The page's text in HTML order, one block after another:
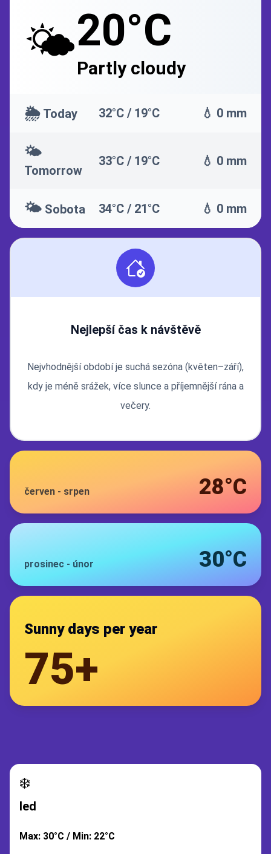
🌤️20°C
Partly cloudy
🌦️ Today 32°C / 19°C 💧 0 mm
🌤️
Tomorrow
33°C / 19°C 💧 0 mm
🌤️ Sobota 34°C / 21°C 💧 0 mm
Nejlepší čas k návštěvě
Nejvhodnější období je suchá sezóna (květen–září),
kdy je méně srážek, více slunce a příjemnější rána a
večery.
červen - srpen 28°C
prosinec - únor 30°C
Sunny days per year
75+
❄️
led
Max: 30°C / Min: 22°C